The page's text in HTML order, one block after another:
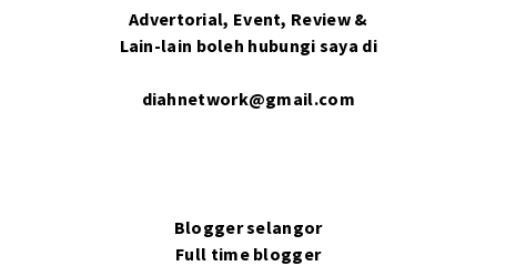
Advertorial, Event, Review &
Lain-lain boleh hubungi saya di
diahnetwork@gmail.com
Blogger selangor
Full time blogger